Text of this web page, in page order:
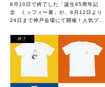
8月10日で終了した「誕生65周年記
念 ミッフィー展」が、8月12日より
24日まで神戸会場にて開催！人気プロ
ーナ」からも東京会場に引き続き、会
場限定商品を発売いたします。
終了